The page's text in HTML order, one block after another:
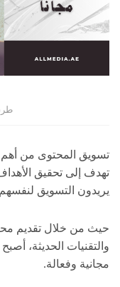
تسويق المحتوى من أهم
تهدف إلى تحقيق الأهداف
يريدون التسويق
حيث من خلال تقديم
والتقنيات الحديثة،
مجانية وفعالة.